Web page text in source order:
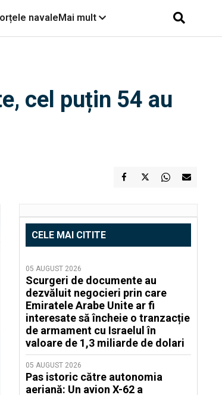
navaleMai mult
cel puțin 54 au
CELE MAI CITITE
05 AUGUST 2026
Scurgeri de documente au
dezvăluit negocieri prin care
Emiratele Arabe Unite ar fi
interesate să încheie o tranzacție
de armament cu Israelul în
valoare de 1,3 miliarde de dolari
05 AUGUST 2026
Pas istoric către autonomia
aeriană: Un avion X-62 a